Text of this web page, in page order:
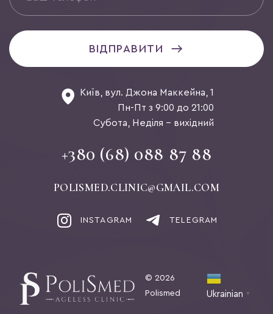
ВІДПРАВИТИ
Київ, вул. Джона Маккейна, 1
Пн-Пт з 9:00 до 21:00
Субота, Неділя - вихідний
+380 (68) 088 87 88
POLISMED.CLINIC@GMAIL.COM
INSTAGRAM TELEGRAM
© 2026
Polismed
Ukrainian ▼